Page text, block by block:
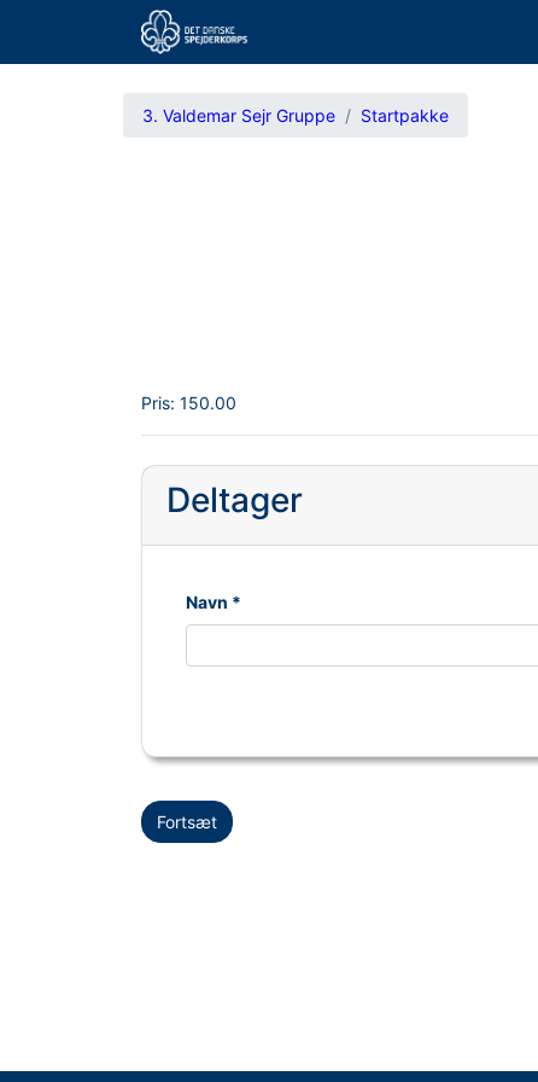
3. Valdemar Sejr Gruppe Startpakke
Pris: 150.00
Deltager
Navn *
Fortsæt